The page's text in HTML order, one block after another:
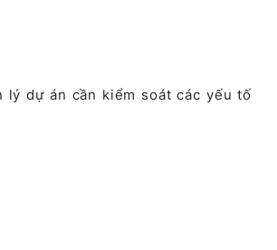
lý dự án cần kiểm soát các yếu tố